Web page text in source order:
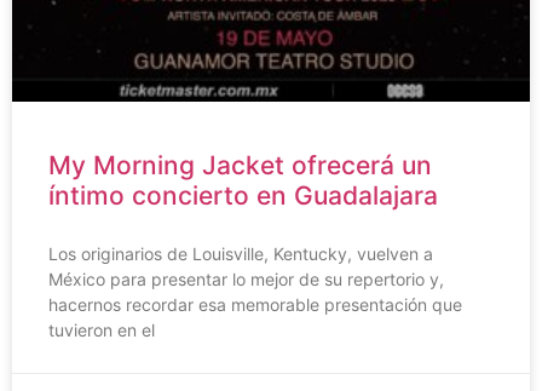
My Morning Jacket ofrecerá un
íntimo concierto en Guadalajara
Los originarios de Louisville, Kentucky, vuelven a
México para presentar lo mejor de su repertorio y,
hacernos recordar esa memorable presentación que
tuvieron en el